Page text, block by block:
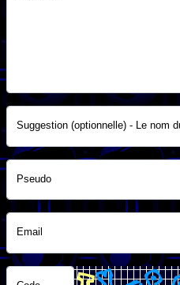
Suggestion (optionnelle) - Le nom
Pseudo
Email